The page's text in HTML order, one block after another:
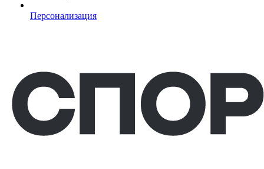
Персонализация